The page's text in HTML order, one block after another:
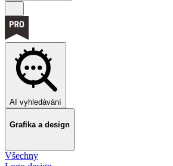
AI vyhledávání
Grafika a design
Všechny